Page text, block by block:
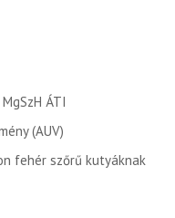
ÁTI
(AUV)
fehér szőrű kutyáknak